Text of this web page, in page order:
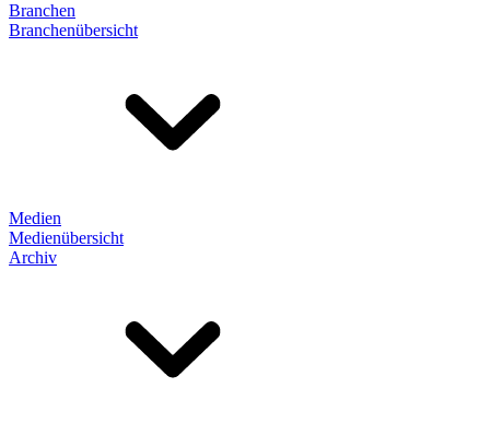
Branchen
Branchenübersicht
Medien
Medienübersicht
Archiv